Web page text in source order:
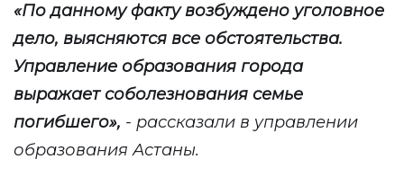
«По данному факту возбуждено уголовное
дело, выясняются все обстоятельства.
Управление образования города
выражает соболезнования семье
погибшего», - рассказали в управлении
образования Астаны.